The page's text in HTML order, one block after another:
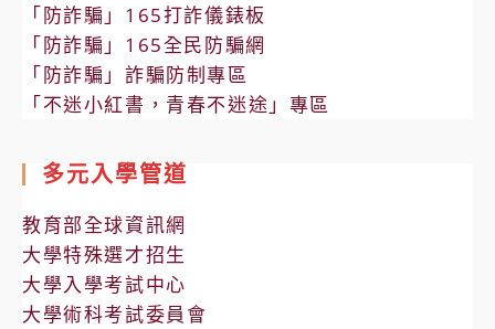
「防詐騙」165打詐儀錶板
「防詐騙」165全民防騙網
「防詐騙」詐騙防制專區
「不迷小紅書，青春不迷途」專區
多元入學管道
教育部全球資訊網
大學特殊選才招生
大學入學考試中心
大學術科考試委員會